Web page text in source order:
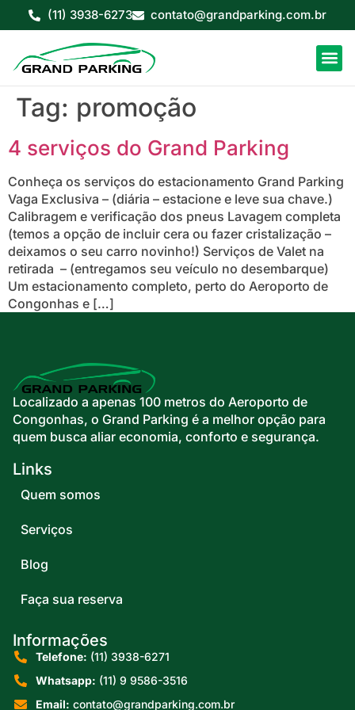
(11) 3938-6273 contato@grandparking.com.br
Tag: promoção
4 serviços do Grand Parking
Conheça os serviços do estacionamento Grand Parking
Vaga Exclusiva – (diária – estacione e leve sua chave.)
Calibragem e verificação dos pneus Lavagem completa
(temos a opção de incluir cera ou fazer cristalização –
deixamos o seu carro novinho!) Serviços de Valet na
retirada – (entregamos seu veículo no desembarque)
Um estacionamento completo, perto do Aeroporto de
Congonhas e […]
Localizado a apenas 100 metros do Aeroporto de
Congonhas, o Grand Parking é a melhor opção para
quem busca aliar economia, conforto e segurança.
Links
Quem somos
Serviços
Blog
Faça sua reserva
Informações
Telefone: (11) 3938-6271
Whatsapp: (11) 9 9586-3516
Email: contato@grandparking.com.br